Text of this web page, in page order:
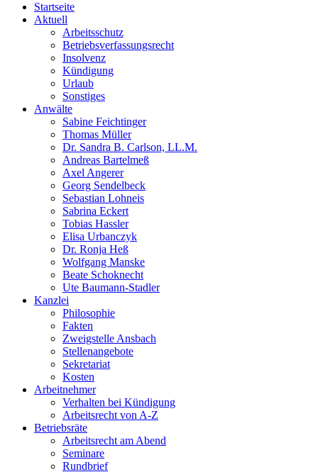
Startseite
Aktuell
Arbeitsschutz
Betriebsverfassungsrecht
Insolvenz
Kündigung
Urlaub
Sonstiges
Anwälte
Sabine Feichtinger
Thomas Müller
Dr. Sandra B. Carlson, LL.M.
Andreas Bartelmeß
Axel Angerer
Georg Sendelbeck
Sebastian Lohneis
Sabrina Eckert
Tobias Hassler
Elisa Urbanczyk
Dr. Ronja Heß
Wolfgang Manske
Beate Schoknecht
Ute Baumann-Stadler
Kanzlei
Philosophie
Fakten
Zweigstelle Ansbach
Stellenangebote
Sekretariat
Kosten
Arbeitnehmer
Verhalten bei Kündigung
Arbeitsrecht von A-Z
Betriebsräte
Arbeitsrecht am Abend
Seminare
Rundbrief